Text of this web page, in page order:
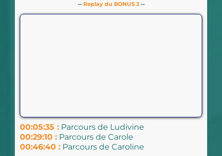
-- Replay du BONUS 2--
00:05:35 : Parcours de Ludivine
00:29:10 : Parcours de Carole
00:46:40 : Parcours de Caroline